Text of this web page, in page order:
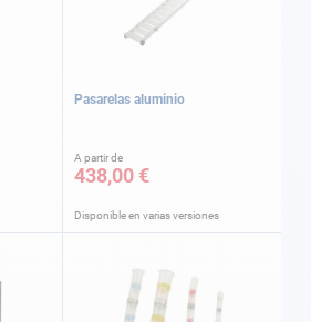
Pasarelas aluminio
A partir de
438,00 €
Disponible en varias versiones